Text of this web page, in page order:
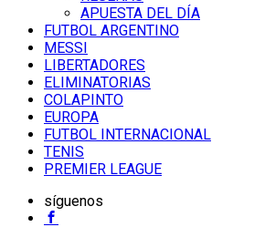
APUESTA DEL DÍA
FUTBOL ARGENTINO
MESSI
LIBERTADORES
ELIMINATORIAS
COLAPINTO
EUROPA
FUTBOL INTERNACIONAL
TENIS
PREMIER LEAGUE
síguenos